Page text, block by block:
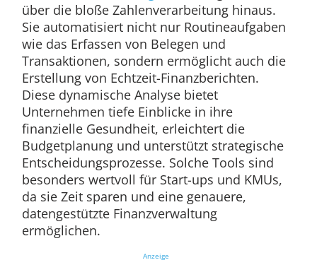
über die bloße Zahlenverarbeitung hinaus.
Sie automatisiert nicht nur Routineaufgaben
wie das Erfassen von Belegen und
Transaktionen, sondern ermöglicht auch die
Erstellung von Echtzeit-Finanzberichten.
Diese dynamische Analyse bietet
Unternehmen tiefe Einblicke in ihre
finanzielle Gesundheit, erleichtert die
Budgetplanung und unterstützt strategische
Entscheidungsprozesse. Solche Tools sind
besonders wertvoll für Start-ups und KMUs,
da sie Zeit sparen und eine genauere,
datengestützte Finanzverwaltung
ermöglichen.
Anzeige